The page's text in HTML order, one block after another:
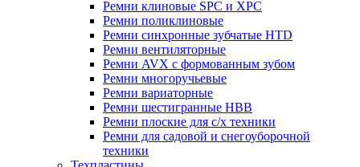
Ремни клиновые SPC и XPC
Ремни поликлиновые
Ремни синхронные зубчатые HTD
Ремни вентиляторные
Ремни AVX с формованным зубом
Ремни многоручьевые
Ремни вариаторные
Ремни шестигранные HBB
Ремни плоские для с/х техники
Ремни для садовой и снегоуборочной
техники